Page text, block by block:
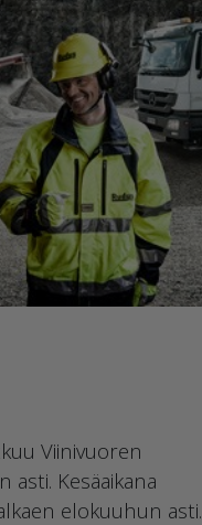
Viinivuoren
Kesäaikana
elokuuhun asti.